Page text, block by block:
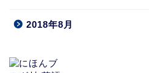
2018年8月